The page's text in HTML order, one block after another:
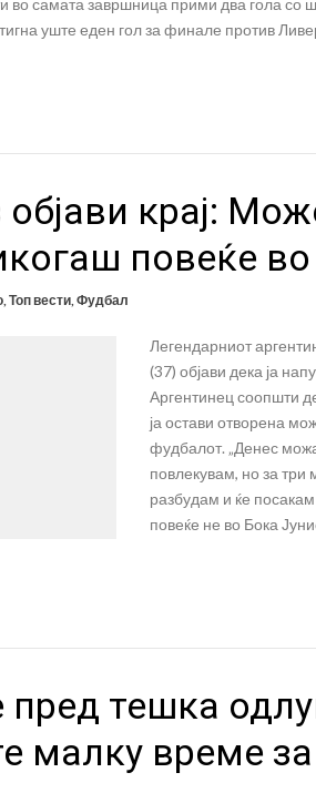
уште еден гол за финале против
крај:
повеќе
, Топ вести, Фудбал
Легендарниот
(37) објави дека ја
Аргентинец соопшти
ја остави отворена
фудбалот. „Денес
повлекувам, но за
разбудам и ќе
повеќе не во Бока
тешка
малку време за